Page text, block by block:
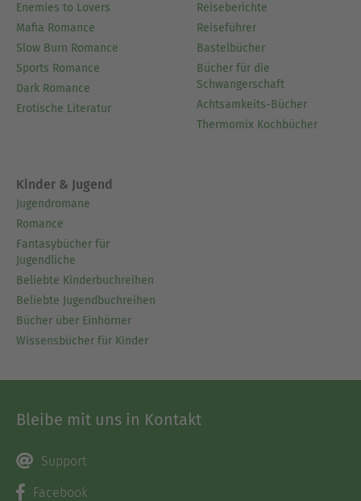
Enemies to Lovers
Mafia Romance
Slow Burn Romance
Sports Romance
Dark Romance
Erotische Literatur
Reiseberichte
Reiseführer
Bastelbücher
Bücher für die
Schwangerschaft
Achtsamkeits-Bücher
Thermomix Kochbücher
Kinder & Jugend
Jugendromane
Romance
Fantasybücher für
Jugendliche
Beliebte Kinderbuchreihen
Beliebte Jugendbuchreihen
Bücher über Einhörner
Wissensbücher für Kinder
Bleibe mit uns in Kontakt
Support
Facebook